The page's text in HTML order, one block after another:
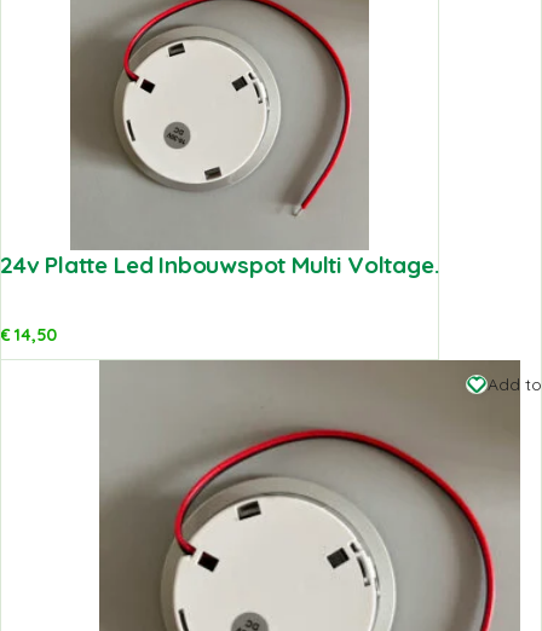
24v Platte Led Inbouwspot Multi Voltage.
€14,50
Add